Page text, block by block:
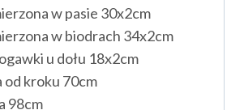
w pasie 30x2cm
w biodrach 34x2cm
u dołu 18x2cm
od kroku 70cm
98cm